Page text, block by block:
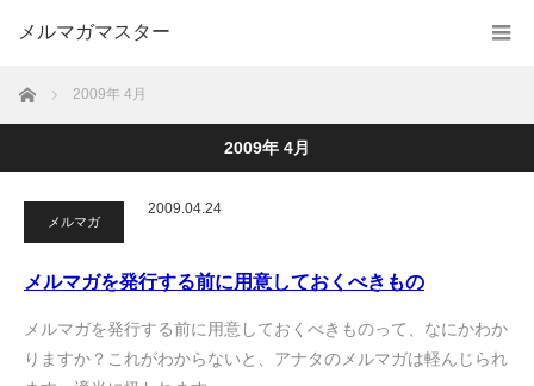
メルマガマスター
ホーム 2009年 4月
2009年 4月
メルマガ
2009.04.24
メルマガを発行する前に用意しておくべきもの
メルマガを発行する前に用意しておくべきものって、なにかわか
りますか？これがわからないと、アナタのメルマガは軽んじられ